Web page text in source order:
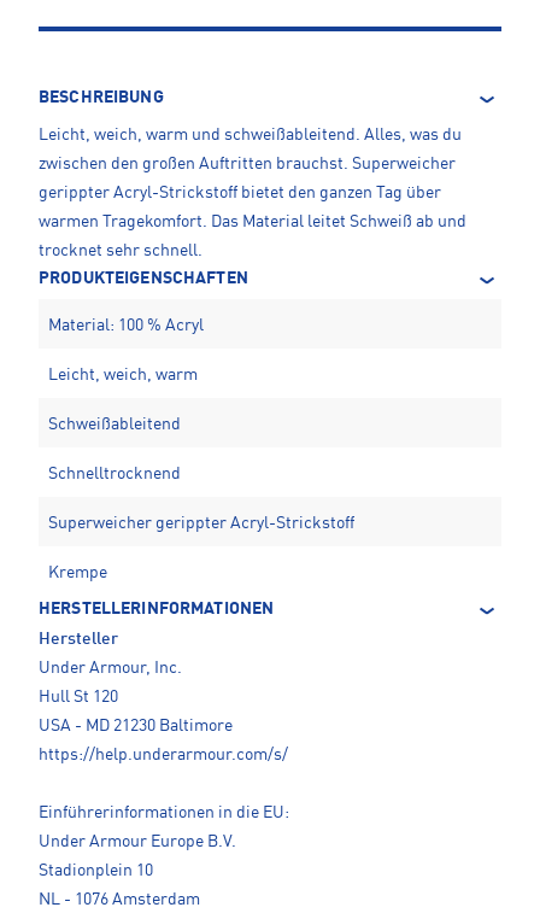
BESCHREIBUNG
Leicht, weich, warm und schweißableitend. Alles, was du
zwischen den großen Auftritten brauchst. Superweicher
gerippter Acryl-Strickstoff bietet den ganzen Tag über
warmen Tragekomfort. Das Material leitet Schweiß ab und
trocknet sehr schnell.
PRODUKTEIGENSCHAFTEN
Material: 100 % Acryl
Leicht, weich, warm
Schweißableitend
Schnelltrocknend
Superweicher gerippter Acryl-Strickstoff
Krempe
HERSTELLERINFORMATIONEN
Hersteller
Under Armour, Inc.
Hull St 120
USA - MD 21230 Baltimore
https://help.underarmour.com/s/
Einführerinformationen in die EU:
Under Armour Europe B.V.
Stadionplein 10
NL - 1076 Amsterdam